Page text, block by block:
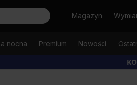
SzukajMagazyn
nocna Premium Nowości